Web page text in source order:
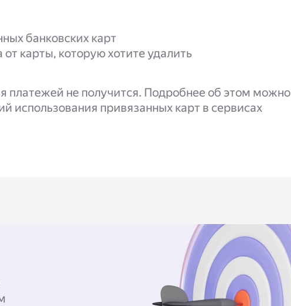
банковских карт
карты, которую хотите удалить
платежей не получится. Подробнее об этом можно
использования привязанных карт в сервисах